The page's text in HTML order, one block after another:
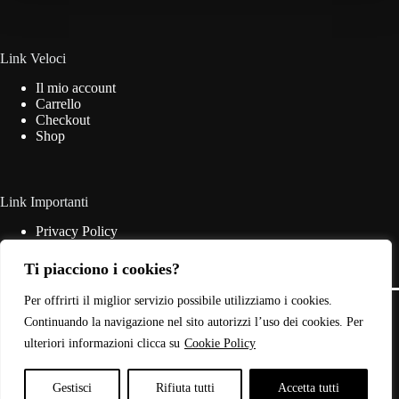
Ti piacciono i cookies?
Per offrirti il miglior servizio possibile utilizziamo i cookies.
Continuando la navigazione nel sito autorizzi l’uso dei cookies. Per
ulteriori informazioni clicca su Cookie Policy
Gestisci Rifiuta tutti Accetta tutti
pagina
prodotto
Link Veloci
Il mio account
Carrello
Checkout
Shop
Link Importanti
Privacy Policy
Termini & Condizioni
Contatti
© 2026 - Web Powered byDylog Italia S.p.A.